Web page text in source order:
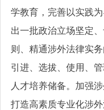
学教育，完善以实践
出一批政治立场坚定
则、精通涉外法律实
引进、选拔、使用、
人才培养储备。加强
打造高素质专业化涉